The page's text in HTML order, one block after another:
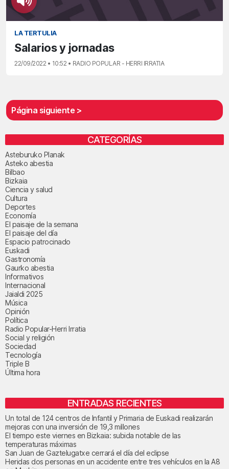
LA TERTULIA
Salarios y jornadas
22/09/2022 • 10:52 • RADIO POPULAR - HERRI IRRATIA
Página siguiente >
CATEGORÍAS
Asteburuko Planak
Asteko abestia
Bilbao
Bizkaia
Ciencia y salud
Cultura
Deportes
Economía
El paisaje de la semana
El paisaje del día
Espacio patrocinado
Euskadi
Gastronomía
Gaurko abestia
Informativos
Internacional
Jaialdi 2025
Música
Opinión
Política
Radio Popular-Herri Irratia
Social y religión
Sociedad
Tecnología
Triple B
Última hora
ENTRADAS RECIENTES
Un total de 124 centros de Infantil y Primaria de Euskadi realizarán
mejoras con una inversión de 19,3 millones
El tiempo este viernes en Bizkaia: subida notable de las
temperaturas máximas
San Juan de Gaztelugatxe cerrará el día del eclipse
Heridas dos personas en un accidente entre tres vehículos en la A8